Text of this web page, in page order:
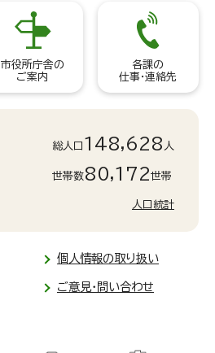
市役所庁舎の
ご案内
各課の
仕事・連絡先
総人口 148,628 人
世帯数80,172世帯
人口統計
個人情報の取り扱い
ご意見・問い合わせ